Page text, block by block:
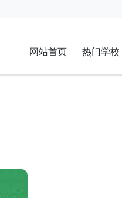
网站首页 热门学校